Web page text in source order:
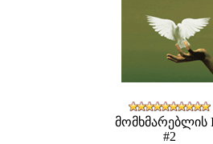
მომხმარებლის
#2